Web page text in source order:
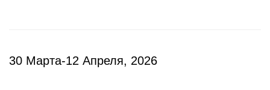
30 Марта-12 Апреля, 2026